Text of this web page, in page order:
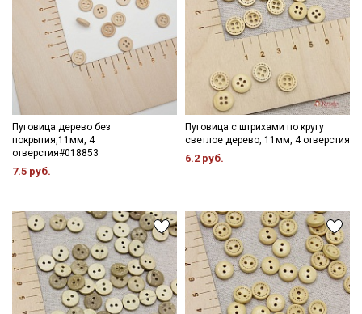
Пуговица дерево без
покрытия,11мм, 4
отверстия#018853
7.5 руб.
Пуговица с штрихами по кругу
светлое дерево, 11мм, 4 отверстия
6.2 руб.